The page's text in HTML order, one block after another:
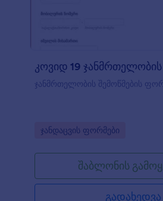
ჯანმრთელობის შემოწმების
Go to Category:
ჯანდაცვის ფორმები
შაბლონის
გადახედვა